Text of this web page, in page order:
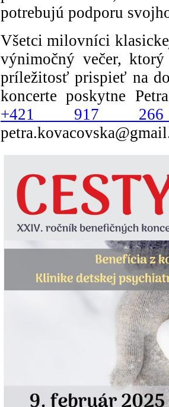
potrebujú podporu
Všetci milovníci
výnimočný večer,
príležitosť prispieť na
koncerte poskytne
+421 917